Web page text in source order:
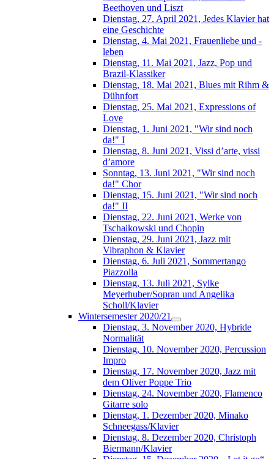
Beethoven und Liszt
Dienstag, 27. April 2021, Jedes Klavier hat
eine Geschichte
Dienstag, 4. Mai 2021, Frauenliebe und -
leben
Dienstag, 11. Mai 2021, Jazz, Pop und
Brazil-Klassiker
Dienstag, 18. Mai 2021, Blues mit Rihm &
Dühnfort
Dienstag, 25. Mai 2021, Expressions of
Love
Dienstag, 1. Juni 2021, "Wir sind noch
da!" I
Dienstag, 8. Juni 2021, Vissi d’arte, vissi
d’amore
Sonntag, 13. Juni 2021, "Wir sind noch
da!" Chor
Dienstag, 15. Juni 2021, "Wir sind noch
da!" II
Dienstag, 22. Juni 2021, Werke von
Tschaikowski und Chopin
Dienstag, 29. Juni 2021, Jazz mit
Vibraphon & Klavier
Dienstag, 6. Juli 2021, Sommertango
Piazzolla
Dienstag, 13. Juli 2021, Sylke
Meyerhuber/Sopran und Angelika
Scholl/Klavier
Wintersemester 2020/21
Dienstag, 3. November 2020, Hybride
Normalität
Dienstag, 10. November 2020, Percussion
Impro
Dienstag, 17. November 2020, Jazz mit
dem Oliver Poppe Trio
Dienstag, 24. November 2020, Flamenco
Gitarre solo
Dienstag, 1. Dezember 2020, Minako
Schneegass/Klavier
Dienstag, 8. Dezember 2020, Christoph
Biermann/Klavier